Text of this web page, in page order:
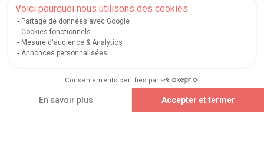
Voici pourquoi nous utilisons des cookies.
Partage de données avec Google
Cookies fonctionnels
Mesure d'audience & Analytics
Annonces personnalisées
Consentements certifiés par
En savoir plus Accepter et fermer
Carte cadeau |Retour 100 jours|Moyens de paiement
Service après-vente| FAQ|Rappels de produits
Nos moyens de paiement sécurisés